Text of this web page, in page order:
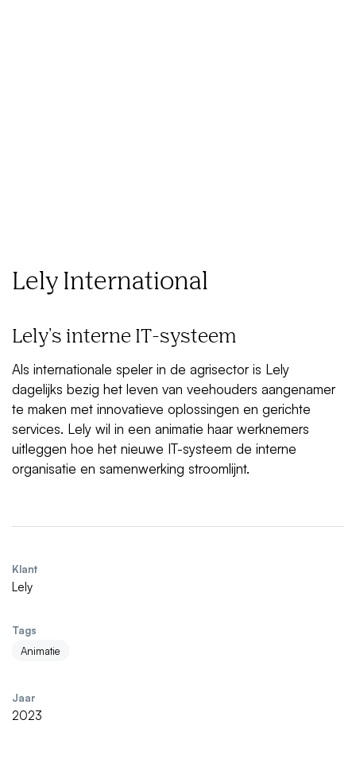
Lely International
Lely's interne IT-systeem
Als internationale speler in de agrisector is Lely
dagelijks bezig het leven van veehouders aangenamer
te maken met innovatieve oplossingen en gerichte
services. Lely wil in een animatie haar werknemers
uitleggen hoe het nieuwe IT-systeem de interne
organisatie en samenwerking stroomlijnt.
Klant
Lely
Tags
Animatie
Jaar
2023